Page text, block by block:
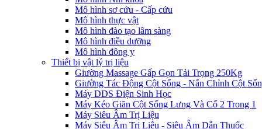
Mô hình sơ cứu - Cấp cứu
Mô hình thực vật
Mô hình đào tạo lâm sàng
Mô hình điều dưỡng
Mô hình đông y
Thiết bị vật lý trị liệu
Giường Massage Gấp Gọn Tải Trọng 250Kg
Giường Tác Động Cột Sống - Nắn Chỉnh Cột
Máy DDS Điện Sinh Học
Máy Kéo Giãn Cột Sống Lưng Và Cổ 2 Trong 1
Máy Siêu Âm Trị Liệu
Máy Siêu Âm Trị Liệu - Siêu Âm Dẫn Thuốc